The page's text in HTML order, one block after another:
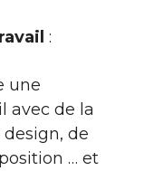
:
une
avec de la
de
… et